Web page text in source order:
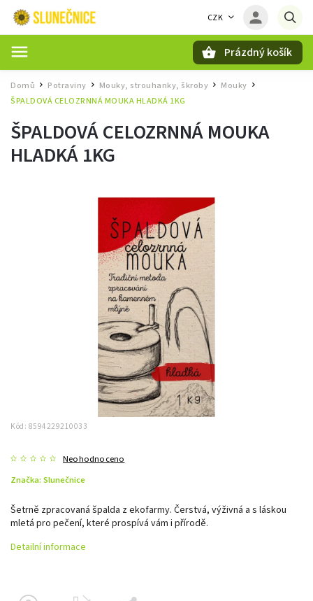
CZK
Prázdný košík
Domů / Potraviny Mouky, strouhanky, škroby / Mouky
ŠPALDOVÁ CELOZRNNÁ MOUKA HLADKÁ 1KG
ŠPALDOVÁ CELOZRNNÁ MOUKA
HLADKÁ 1KG
Kód: 8594229210033
Neohodnoceno
Značka: Slunečnice
Šetrně zpracovaná špalda z ekofarmy. Čerstvá, výživná a s láskou
mletá pro pečení, které prospívá vám i přírodě.
Detailní informace